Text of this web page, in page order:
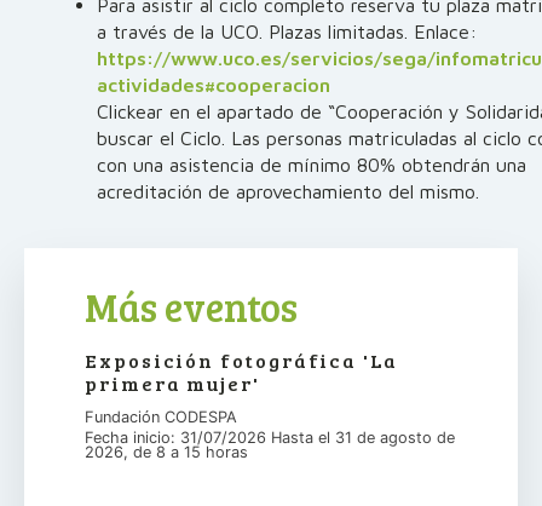
Para asistir al ciclo completo reserva tu plaza
a través de la UCO. Plazas limitadas. Enlace:
https://www.uco.es/servicios/sega/
actividades#cooperacion
Clickear en el apartado de “Cooperación y
buscar el Ciclo. Las personas matriculadas al ciclo
con una asistencia de mínimo 80% obtendrán una
acreditación de aprovechamiento del mismo.
Más eventos
Exposición fotográfica 'La
primera mujer'
Fundación CODESPA
Fecha inicio: 31/07/2026 Hasta el 31 de agosto de
2026, de 8 a 15 horas